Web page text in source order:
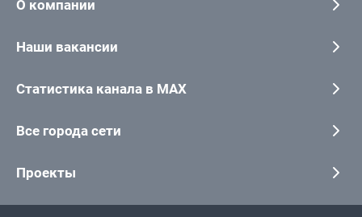
О компании
Наши вакансии
Статистика канала в MAX
Все города сети
Проекты